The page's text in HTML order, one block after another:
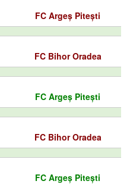
FC Argeș Pitești
FC Bihor Oradea
FC Argeș Pitești
FC Bihor Oradea
FC Argeș Pitești